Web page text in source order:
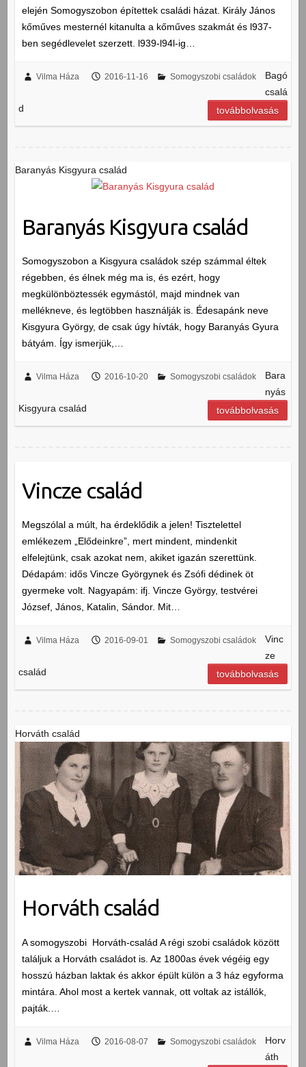
elején Somogyszobon építettek családi házat. Király János
kőműves mesternél kitanulta a kőműves szakmát és l937-
ben segédlevelet szerzett. l939-l94l-ig…
Vilma Háza 2016-11-16 Somogyszobi családok
Bagó
csalá
d
továbbolvasás
Baranyás Kisgyura család
Baranyás Kisgyura család
Somogyszobon a Kisgyura családok szép számmal éltek
régebben, és élnek még ma is, és ezért, hogy
megkülönböztessék egymástól, majd mindnek van
mellékneve, és legtöbben használják is. Édesapánk neve
Kisgyura György, de csak úgy hívták, hogy Baranyás Gyura
bátyám. Így ismerjük,…
Vilma Háza 2016-10-20 Somogyszobi családok
Bara
nyás
Kisgyura család
továbbolvasás
Vincze család
Megszólal a múlt, ha érdeklődik a jelen! Tisztelettel
emlékezem „Elődeinkre”, mert mindent, mindenkit
elfelejtünk, csak azokat nem, akiket igazán szerettünk.
Dédapám: idős Vincze Györgynek és Zsófi dédinek öt
gyermeke volt. Nagyapám: ifj. Vincze György, testvérei
József, János, Katalin, Sándor. Mit…
Vilma Háza 2016-09-01 Somogyszobi családok
Vinc
ze
család
továbbolvasás
Horváth család
Horváth család
A somogyszobi Horváth-család A régi szobi családok között
találjuk a Horváth családot is. Az 1800as évek végéig egy
hosszú házban laktak és akkor épült külön a 3 ház egyforma
mintára. Ahol most a kertek vannak, ott voltak az istállók,
pajták.…
Vilma Háza 2016-08-07 Somogyszobi családok
Horv
áth